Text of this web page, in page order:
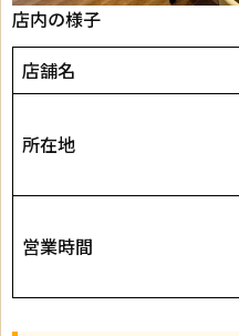
店内の様子
店舗名
所在地
営業時間